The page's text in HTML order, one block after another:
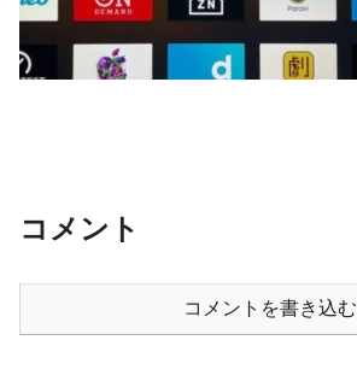
コメント
コメントを書き込む